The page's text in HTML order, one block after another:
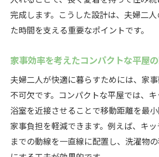
完成します。こうした設計は、夫婦二
た時間を支える重要なポイントです。
家事効率を考えたコンパクトな平屋
夫婦二人が快適に暮らすためには、家
不可欠です。コンパクトな平屋では、キ
浴室を近接させることで移動距離を最
家事負担を軽減できます。例えば、キ
までの動線を一直線に配置し、洗濯物